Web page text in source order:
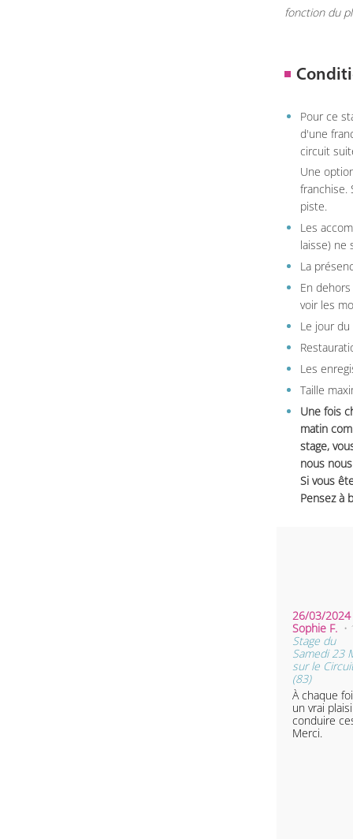
fonction du
Pour ce
d'une
circuit
Une
franchise.
piste.
Les
laisse) ne
La
En
voir les
Le jour
Les
Taille
Une fois
matin
stage,
nous
Si vous
Pensez à
26/03/
Sophie F. •
Stage du
Samedi 23
sur le
(83)
À chaque
un vrai
conduire
Merci.